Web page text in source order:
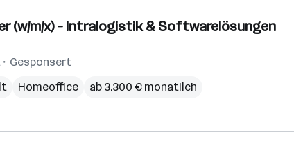
(w/m/x) – Intralogistik & Softwarelösungen
Gesponsert
Homeoffice ab 3.300 € monatlich